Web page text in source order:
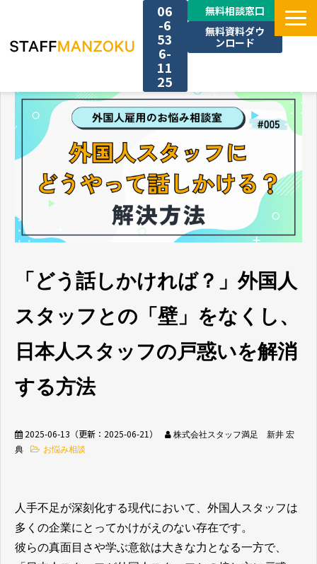
06
-6
53
6-
11
25
無料相談窓口
無料資料ダウ
ンロード
選ばれる理由
採用事例
サービス一覧
お役立ち情報
無料相談窓口
介護業界採用
け】特定技能制度が
まるわかり
「どう話しかければ？」外国人
スタッフとの「壁」をなくし、
日本人スタッフの戸惑いを解消
する方法
2025-06-13 （更新： 2025-06-21 ）
株式会社スタッフ満足 新井 宏
典
お悩み相談
人手不足が深刻化する現代において、外国人スタッフは
多くの企業にとってかけがえのない存在です。
彼らの真面目さや学ぶ意欲は大きな力となる一方で、